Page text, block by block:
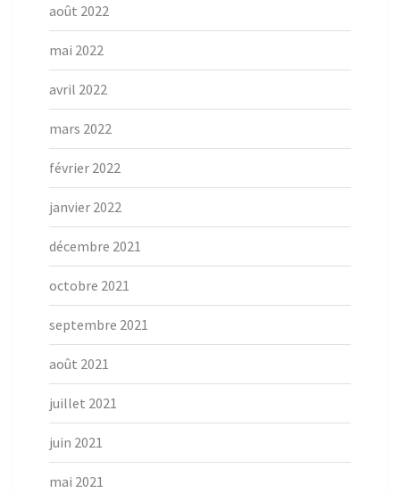
août 2022
mai 2022
avril 2022
mars 2022
février 2022
janvier 2022
décembre 2021
octobre 2021
septembre 2021
août 2021
juillet 2021
juin 2021
mai 2021